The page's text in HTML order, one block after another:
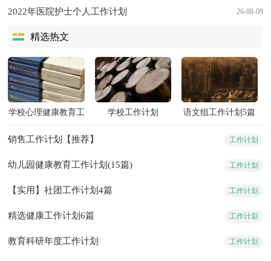
26-08-09
2022年医院护士个人工作计划
精选热文
学校心理健康教育工
学校工作计划 语文组工作计划5篇
工作计划
销售工作计划【推荐】
工作计划
幼儿园健康教育工作计划(15篇)
工作计划
【实用】社团工作计划4篇
工作计划
精选健康工作计划6篇
工作计划
教育科研年度工作计划